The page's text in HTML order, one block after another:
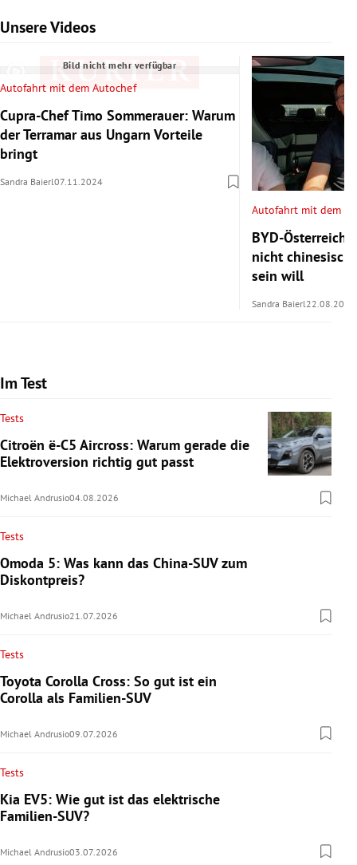
Unsere Videos
Slide 1 von 7
Bild nicht mehr verfügbar
Autofahrt mit dem Autochef
Cupra-Chef Timo Sommerauer: Warum
der Terramar aus Ungarn Vorteile
bringt
Sandra Baierl07.11.2024
Autofahrt mit dem
BYD-Österreich-
nicht
sein will
Sandra Baierl22.08.2024
Im Test
Tests
Citroën ë-C5 Aircross: Warum gerade die
Elektroversion richtig gut passt
Michael Andrusio04.08.2026
Tests
Omoda 5: Was kann das China-SUV zum
Diskontpreis?
Michael Andrusio21.07.2026
Tests
Toyota Corolla Cross: So gut ist ein
Corolla als Familien-SUV
Michael Andrusio09.07.2026
Tests
Kia EV5: Wie gut ist das elektrische
Familien-SUV?
Michael Andrusio03.07.2026